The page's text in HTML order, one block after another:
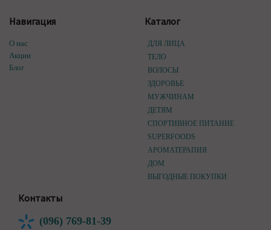
Навигация
О нас
Акции
Блог
Каталог
ДЛЯ ЛИЦА
ТЕЛО
ВОЛОСЫ
ЗДОРОВЬЕ
МУЖЧИНАМ
ДЕТЯМ
СПОРТИВНОЕ ПИТАНИЕ
SUPERFOODS
АРОМАТЕРАПИЯ
ДОМ
ВЫГОДНЫЕ ПОКУПКИ
Контакты
(096) 769-81-39